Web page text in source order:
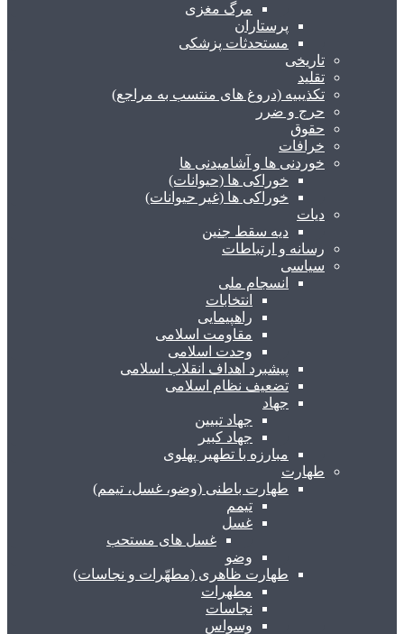
مرگ مغزی
پرستاران
مستحدثات پزشکی
تاریخی
تقلید
تکذیبیه (دروغ های منتسب به مراجع)
حرج و ضرر
حقوق
خرافات
خوردنی ها و آشامیدنی ها
خوراکی ها (حیوانات)
خوراکی ها (غیر حیوانات)
دیات
دیه سقط جنین
رسانه و ارتباطات
سیاسی
انسجام ملی
انتخابات
راهپیمایی
مقاومت اسلامی
وحدت اسلامی
پیشبرد اهداف انقلاب اسلامی
تضعیف نظام اسلامی
جهاد
جهاد تبیین
جهاد کبیر
مبارزه با تطهیر پهلوی
طهارت
طهارت باطنی (وضو، غسل، تیمم)
تیمم
غسل
غسل های مستحب
وضو
طهارت ظاهری (مطهّرات و نجاسات)
مطهرات
نجاسات
وسواس